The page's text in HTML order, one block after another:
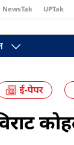
NewsTak UPTak